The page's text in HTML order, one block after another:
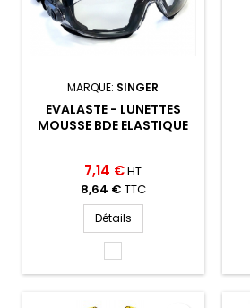
MARQUE: SINGER
EVALASTE - LUNETTES
MOUSSE BDE ELASTIQUE
7,14 €HT
8,64 € TTC
Détails
(INCOLOR)